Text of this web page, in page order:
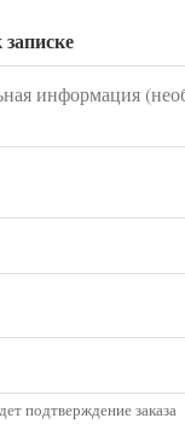
подтверждение заказа